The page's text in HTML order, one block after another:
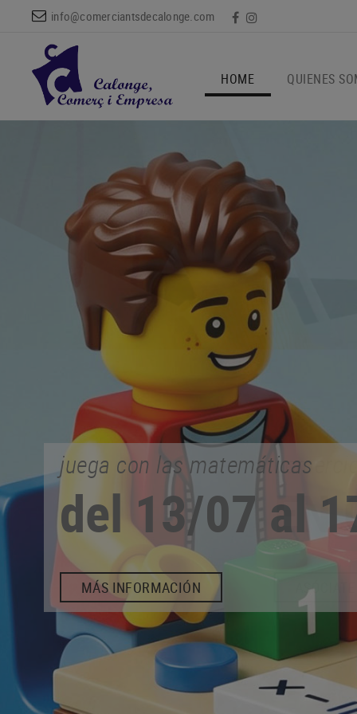
info@comerciantsdecalonge.com
HOME QUIENES
comercio de proximidad
EN CALONGE
ASÓCIATE